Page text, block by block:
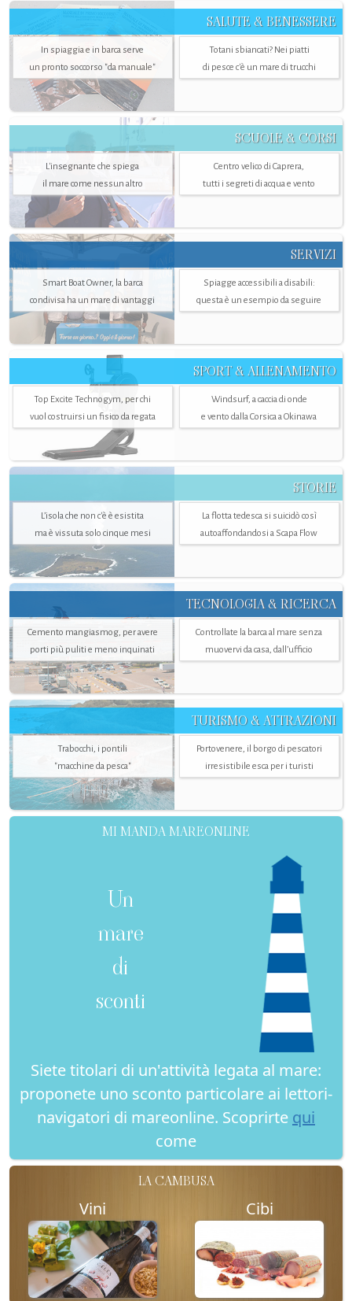
SALUTE & BENESSERE
In spiaggia e in barca serve
un pronto soccorso "da manuale"
Totani sbiancati? Nei piatti
di pesce c'è un mare di trucchi
SCUOLE & CORSI
L'insegnante che spiega
il mare come nessun altro
Centro velico di Caprera,
tutti i segreti di acqua e vento
SERVIZI
Smart Boat Owner, la barca
condivisa ha un mare di vantaggi
Spiagge accessibili a disabili:
questa è un esempio da seguire
SPORT & ALLENAMENTO
Top Excite Technogym, per chi
vuol costruirsi un fisico da regata
Windsurf, a caccia di onde
e vento dalla Corsica a Okinawa
STORIE
L’isola che non c'è è esistita
ma è vissuta solo cinque mesi
La flotta tedesca si suicidò così
autoaffondandosi a Scapa Flow
TECNOLOGIA & RICERCA
Cemento mangiasmog, per avere
porti più puliti e meno inquinati
Controllate la barca al mare senza
muovervi da casa, dall’ufficio
TURISMO & ATTRAZIONI
Trabocchi, i pontili
"macchine da pesca"
Portovenere, il borgo di pescatori
irresistibile esca per i turisti
MI MANDA MAREONLINE
Un
mare
di
sconti
Siete titolari di un'attività legata al mare:
proponete uno sconto particolare ai lettori-
navigatori di mareonline. Scoprirte qui
come
LA CAMBUSA
Vini Cibi